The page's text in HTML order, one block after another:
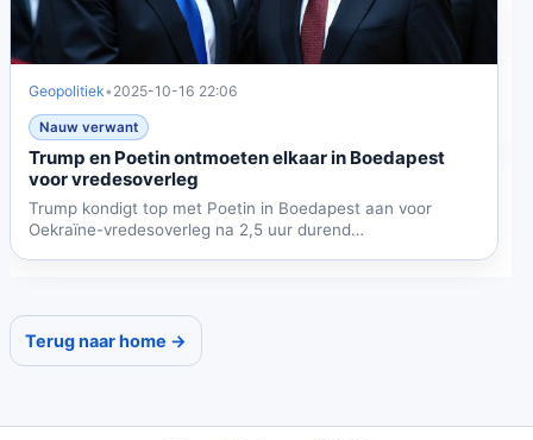
Geopolitiek• 2025-10-16 22:06
Nauw verwant
Trump en Poetin ontmoeten elkaar in Boedapest
voor vredesoverleg
Trump kondigt top met Poetin in Boedapest aan voor
Oekraïne-vredesoverleg na 2,5 uur durend
Terug naar home →